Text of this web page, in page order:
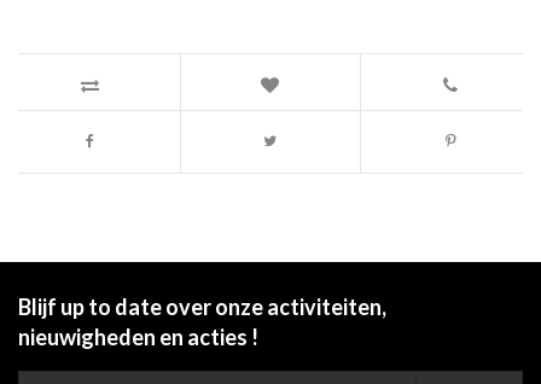
Blijf up to date over onze activiteiten,
nieuwigheden en acties !